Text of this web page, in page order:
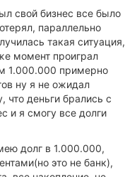
свой бизнес все было
параллельно
такая ситуация,
момент проиграл
1.000.000 примерно
ну я не ожидал
что деньги брались с
и я смогу все долги
долг в 1.000.000,
это не банк),